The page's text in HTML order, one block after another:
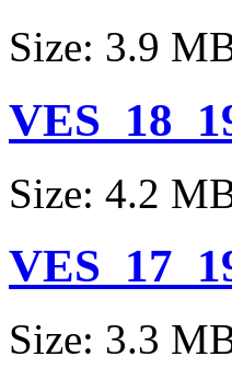
Size: 3.9
Size: 4.2
Size: 3.3